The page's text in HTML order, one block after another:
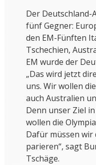
Der
fünf Gegner:
den EM-Fünften
Tschechien,
EM wurde der
„Das wird jetzt
uns. Wir wollen
auch Australien
Denn unser Ziel
wollen die
Dafür müssen wir
parieren“, sagt
Tschäge.